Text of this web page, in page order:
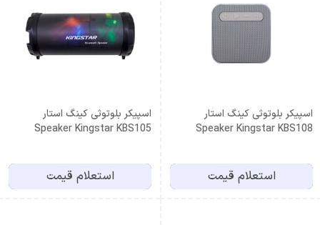
اسپیکر بلوتوثی کینگ استار
Speaker Kingstar KBS108
استعلام قیمت
اسپیکر بلوتوثی کینگ استار
Speaker Kingstar KBS105
استعلام قیمت